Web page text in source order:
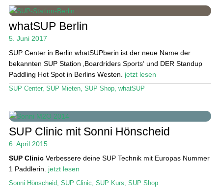
whatSUP Berlin
5. Juni 2017
SUP Center in Berlin whatSUPberin ist der neue Name der
bekannten SUP Station ‚Boardriders Sports‘ und DER Standup
Paddling Hot Spot in Berlins Westen. jetzt lesen
SUP Center, SUP Mieten, SUP Shop, whatSUP
SUP Clinic mit Sonni Hönscheid
6. April 2015
SUP ClinicVerbessere deine SUP Technik mit Europas Nummer
1 Paddlerin. jetzt lesen
Sonni Hönscheid, SUP Clinic, SUP Kurs, SUP Shop